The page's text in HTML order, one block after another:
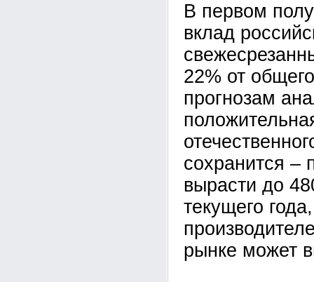
В первом
вклад
22% от
прогнозам
сохранится –
вырасти до
текущего
рынке может